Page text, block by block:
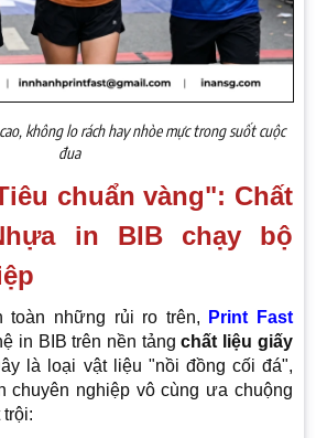
không lo rách hay nhòe mực trong suốt cuộc
đua
chuẩn vàng": Chất
in BIB chạy bộ
toàn những rủi ro trên,
Print Fast
in BIB trên nền tảngchất liệu giấy
là loại vật liệu "nồi đồng cối đá",
chuyên nghiệp vô cùng ưa chuộng